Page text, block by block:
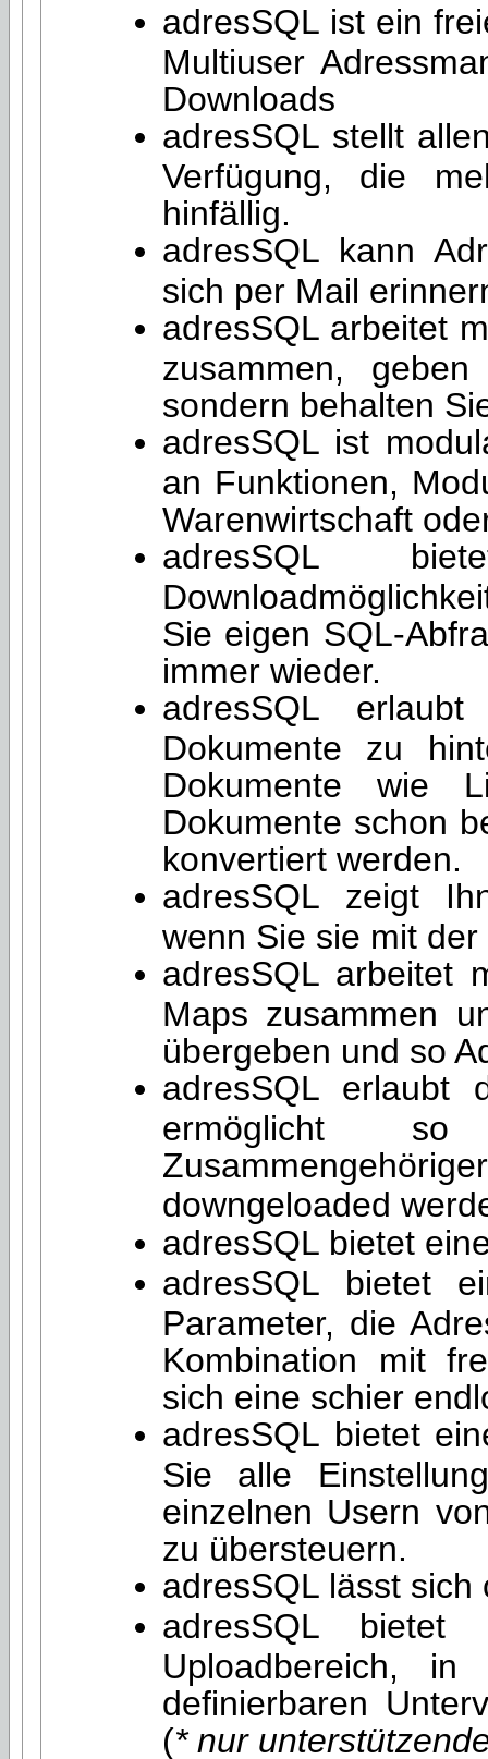
adresSQL ist ein
Multiuser
Downloads
adresSQL stellt
Verfügung, die
hinfällig.
adresSQL kann
sich per Mail
adresSQL arbeitet
zusammen,
sondern behalten
adresSQL ist
an Funktionen,
Warenwirtschaft
adresSQL
Sie eigen SQL-
immer wieder.
adresSQL
Dokumente zu
Dokumente wie
Dokumente schon
konvertiert werden.
adresSQL zeigt
wenn Sie sie mit
adresSQL arbeitet
Maps zusammen
übergeben und so
adresSQL erlaubt
ermöglicht so
downgeloaded
adresSQL bietet
adresSQL bietet
Parameter, die
Kombination mit
sich eine schier
adresSQL bietet
Sie alle
einzelnen Usern
zu übersteuern.
adresSQL lässt
adresSQL bietet
Uploadbereich,
definierbaren
(* nur